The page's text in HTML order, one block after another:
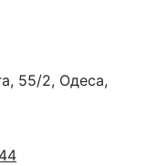
55/2, Одеса,